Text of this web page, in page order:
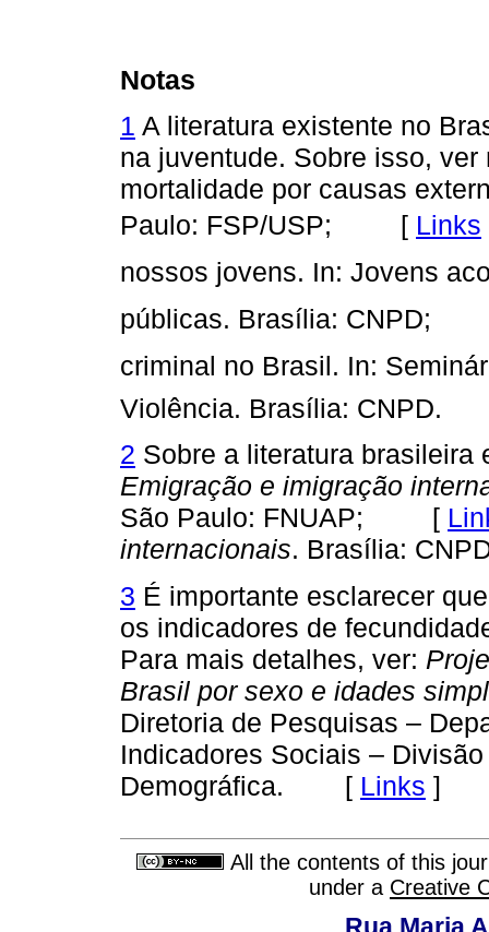
Notas
1 A literatura existente no
na juventude. Sobre isso,
mortalidade por causas
Paulo: FSP/USP; [ Links
nossos jovens. In: Jovens
públicas. Brasília:
criminal no Brasil. In:
Violência. Brasília:
2 Sobre a literatura brasileira
Emigração e imigração
São Paulo: FNUAP; [
internacionais. Brasília:
3 É importante esclarecer
os indicadores de
Para mais detalhes, ver:
Brasil por sexo e idades
Diretoria de Pesquisas –
Indicadores Sociais –
Demográfica. [ Links ]
All the contents of this
under a Creative